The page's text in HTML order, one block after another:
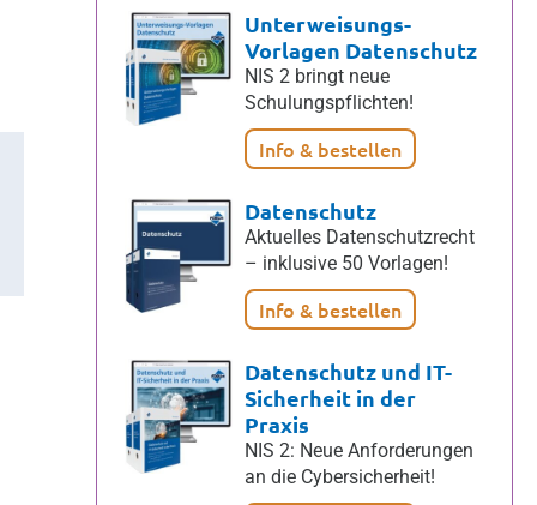
Unterweisungs-
Vorlagen Datenschutz
NIS 2 bringt neue
Schulungspflichten!
Info & bestellen
Datenschutz
Aktuelles Datenschutzrecht
– inklusive 50 Vorlagen!
Info & bestellen
Datenschutz und IT-
Sicherheit in der
Praxis
NIS 2: Neue Anforderungen
an die Cybersicherheit!